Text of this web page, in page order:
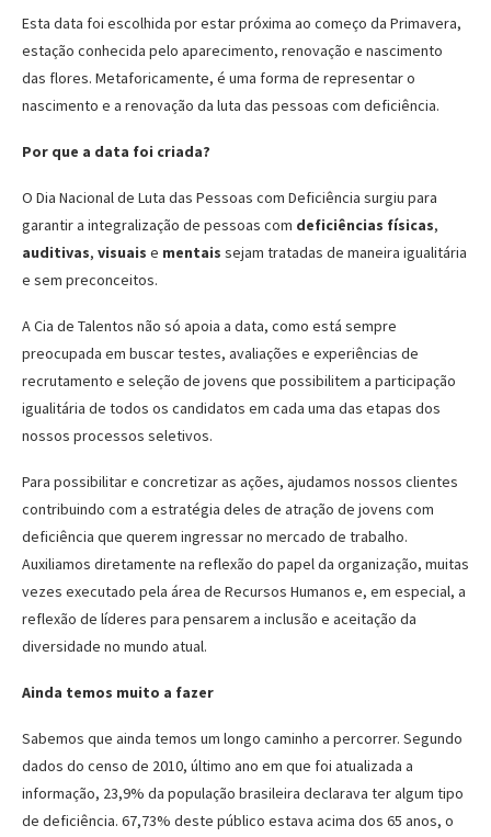
Esta data foi escolhida por estar próxima ao começo da Primavera,
estação conhecida pelo aparecimento, renovação e nascimento
das flores. Metaforicamente, é uma forma de representar o
nascimento e a renovação da luta das pessoas com deficiência.
Por que a data foi criada?
O Dia Nacional de Luta das Pessoas com Deficiência surgiu para
garantir a integralização de pessoas com deficiências físicas,
auditivas, visuais e mentais sejam tratadas de maneira igualitária
e sem preconceitos.
A Cia de Talentos não só apoia a data, como está sempre
preocupada em buscar testes, avaliações e experiências de
recrutamento e seleção de jovens que possibilitem a participação
igualitária de todos os candidatos em cada uma das etapas dos
nossos processos seletivos.
Para possibilitar e concretizar as ações, ajudamos nossos clientes
contribuindo com a estratégia deles de atração de jovens com
deficiência que querem ingressar no mercado de trabalho.
Auxiliamos diretamente na reflexão do papel da organização, muitas
vezes executado pela área de Recursos Humanos e, em especial, a
reflexão de líderes para pensarem a inclusão e aceitação da
diversidade no mundo atual.
Ainda temos muito a fazer
Sabemos que ainda temos um longo caminho a percorrer. Segundo
dados do censo de 2010, último ano em que foi atualizada a
informação, 23,9% da população brasileira declarava ter algum tipo
de deficiência. 67,73% deste público estava acima dos 65 anos, o